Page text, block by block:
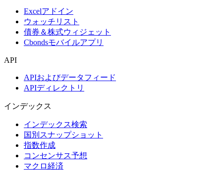
Excelアドイン
ウォッチリスト
債券＆株式ウィジェット
Cbondsモバイルアプリ
API
APIおよびデータフィード
APIディレクトリ
インデックス
インデックス検索
国別スナップショット
指数作成
コンセンサス予想
マクロ経済